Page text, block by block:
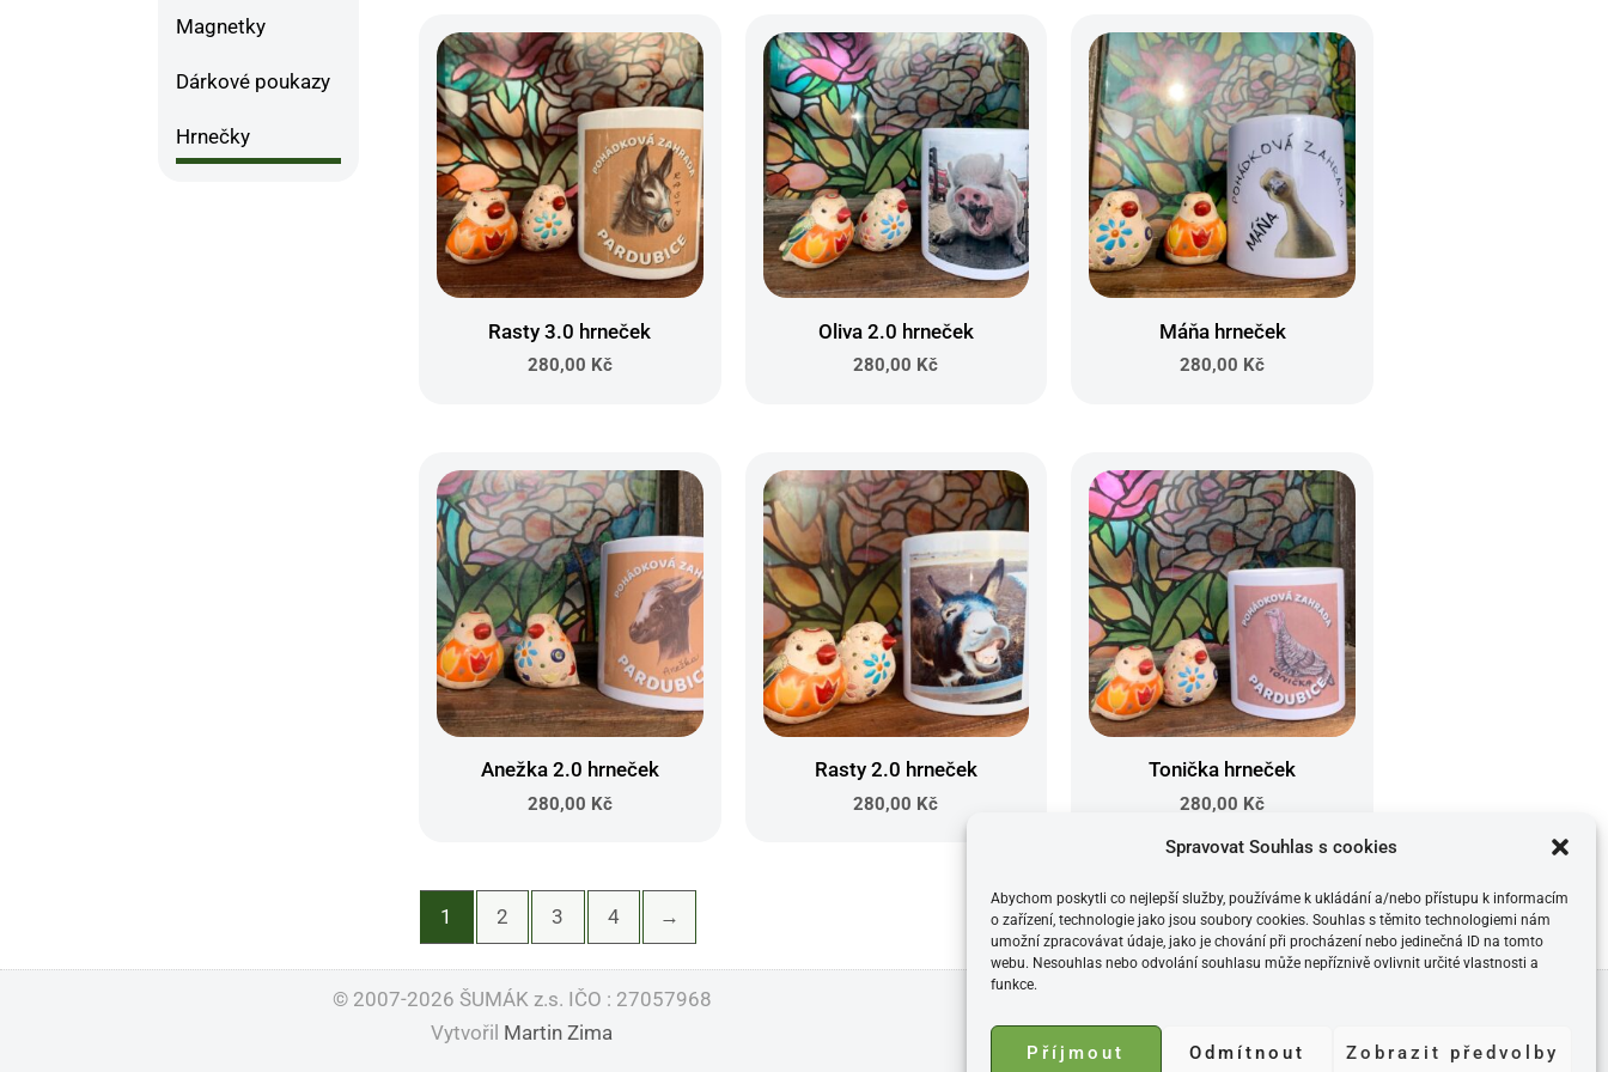
Spravovat Souhlas s cookies
Abychom poskytli co nejlepší služby, používáme k ukládání a/nebo přístupu k informacím
o zařízení, technologie jako jsou soubory cookies. Souhlas s těmito technologiemi nám
umožní zpracovávat údaje, jako je chování při procházení nebo jedinečná ID na tomto
webu. Nesouhlas nebo odvolání souhlasu může nepříznivě ovlivnit určité vlastnosti a
funkce.
Příjmout Odmítnout Zobrazit předvolby
Magnetky
Dárkové poukazy
Hrnečky
Rasty 3.0 hrneček
280,00 Kč
Oliva 2.0 hrneček
280,00 Kč
Máňa hrneček
280,00 Kč
Anežka 2.0 hrneček
280,00 Kč
Rasty 2.0 hrneček
280,00 Kč
Tonička hrneček
280,00 Kč
1 2 3 4 →
© 2007-2026 ŠUMÁK z.s. IČO : 27057968
Vytvořil Martin Zima
P
E
M
F
I